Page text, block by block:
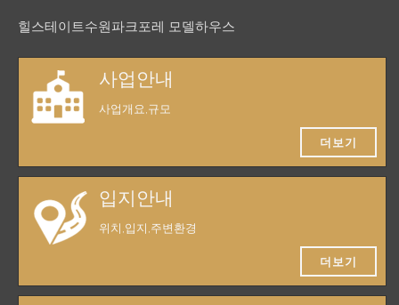
힐스테이트수원파크포레 모델하우스
사업안내
사업개요,규모
더보기
입지안내
위치,입지,주변환경
더보기